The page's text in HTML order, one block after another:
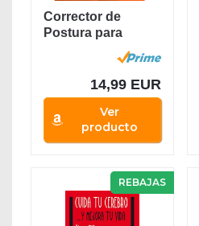
Corrector de
Postura para
14,99 EUR
Ver
producto
REBAJAS